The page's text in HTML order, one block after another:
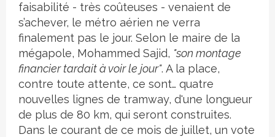
faisabilité - très coûteuses - venaient de
s’achever, le métro aérien ne verra
finalement pas le jour. Selon le maire de la
mégapole, Mohammed Sajid, "son montage
financier tardait à voir le jour". A la place,
contre toute attente, ce sont… quatre
nouvelles lignes de tramway, d'une longueur
de plus de 80 km, qui seront construites.
Dans le courant de ce mois de juillet, un vote